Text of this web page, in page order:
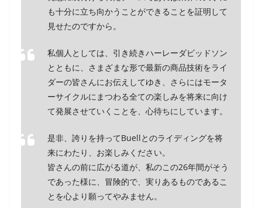
も十分に立ち向かうことができることを証明して
見せたのですから。
私個人としては、引き続きハーレーダビッドソン
とともに、さまざまな形で最新の商品技術をライ
ダーの皆さんにお伝えしてゆき、さらにはモータ
ーサイクルにまつわる全ての楽しみを将来に向け
て発展させていくことを、心待ちにしています。
是非、誇りを持ってBuellとのライディングを将
来にわたり、お楽しみください。
皆さんの前に広がる道が、私のこの26年間がそう
であった様に、冒険的で、実りあるものであるこ
とを心より願ってやみません。